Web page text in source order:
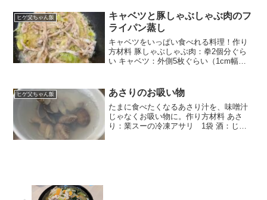
玉ねぎ：...
ヒゲ父ちゃん飯
キャベツと豚しゃぶしゃぶ肉のフ
ライパン蒸し
キャベツをいっぱい食べれる料理！作り
方材料 豚しゃぶしゃぶ肉：拳2個分ぐら
い キャベツ：外側5枚ぐらい（1cm幅ぐ
フライパンにキャベツ→玉ねぎスライス
→豚肉の順に...
ヒゲ父ちゃん飯 あさりのお吸い物
たまに食べたくなるあさり汁を、味噌汁
じゃなくお吸い物に。作り方材料 あさ
り：業スーの冷凍アサリ 1袋 酒：じゃ